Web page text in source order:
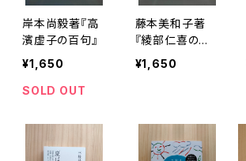
岸本尚毅著『高
濱虚子の百句』
¥1,650
SOLD OUT
藤本美和子著
『綾部仁喜の百
句』
¥1,650